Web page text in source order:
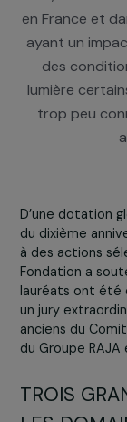
Fondation
2013, ces
en France
ayant un
des
lumière
D’une
du dixième
à des actions
Fondation a
un jury